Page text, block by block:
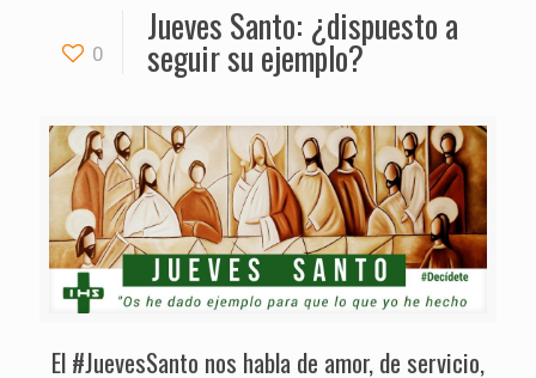
0
Jueves Santo: ¿dispuesto a
seguir su ejemplo?
El #JuevesSanto nos habla de amor, de servicio,